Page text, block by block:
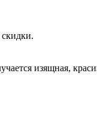
изящная,